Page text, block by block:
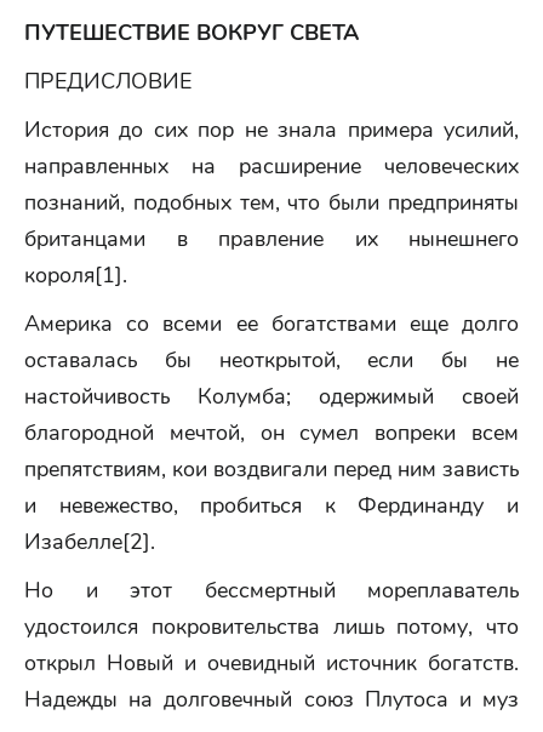
ПУТЕШЕСТВИЕ ВОКРУГ СВЕТА
ПРЕДИСЛОВИЕ
История до сих пор не знала примера усилий,
направленных на расширение человеческих
познаний, подобных тем, что были предприняты
британцами в правление их нынешнего
короля[1].
Америка со всеми ее богатствами еще долго
оставалась бы неоткрытой, если бы не
настойчивость Колумба; одержимый своей
благородной мечтой, он сумел вопреки всем
препятствиям, кои воздвигали перед ним зависть
и невежество, пробиться к Фердинанду и
Изабелле[2].
Но и этот бессмертный мореплаватель
удостоился покровительства лишь потому, что
открыл Новый и очевидный источник богатств.
Надежды на долговечный союз Плутоса и муз